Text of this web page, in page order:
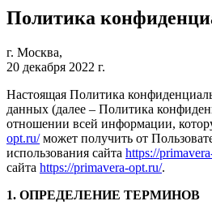
Политика
г. Москва,
20 декабря 2022 г.
Настоящая Политика
данных (далее – Политика
отношении всей информации,
opt.ru/может получить от
использования сайта https://
сайта https://primavera-opt.ru/.
1. ОПРЕДЕЛЕНИЕ ТЕРМИНОВ